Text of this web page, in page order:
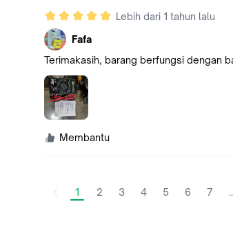
Lebih dari 1 tahun lalu
Fafa
Terimakasih, barang berfungsi dengan
Membantu
1 2 3 4 5 6 7